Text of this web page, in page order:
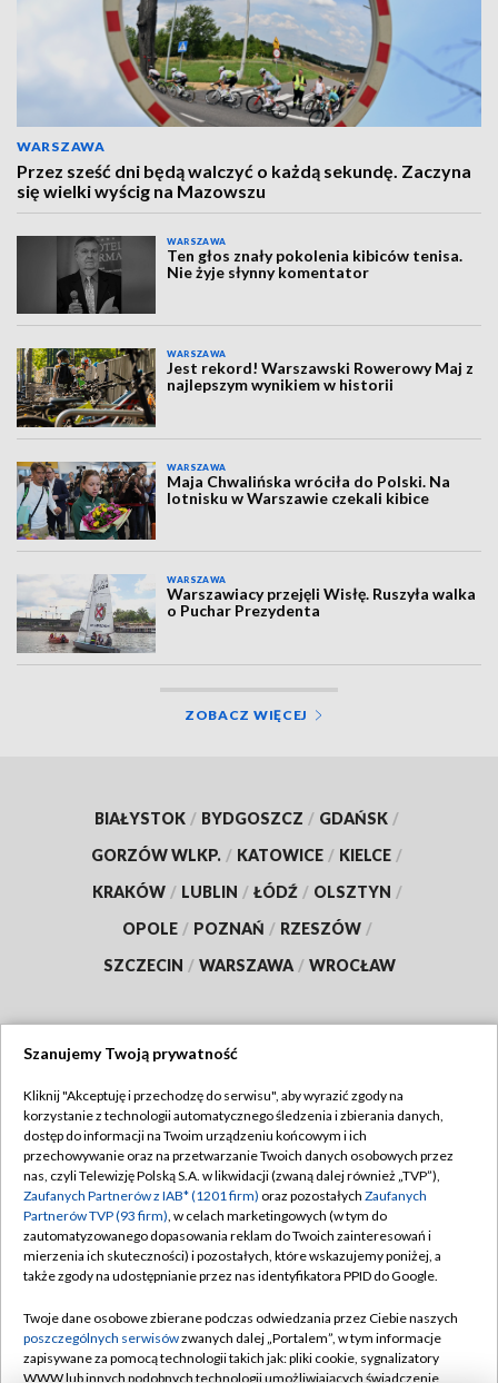
WARSZAWA
Przez sześć dni będą walczyć o każdą sekundę. Zaczyna
się wielki wyścig na Mazowszu
WARSZAWA
Ten głos znały pokolenia kibiców tenisa.
Nie żyje słynny komentator
WARSZAWA
Jest rekord! Warszawski Rowerowy Maj z
najlepszym wynikiem w historii
WARSZAWA
Maja Chwalińska wróciła do Polski. Na
lotnisku w Warszawie czekali kibice
WARSZAWA
Warszawiacy przejęli Wisłę. Ruszyła walka
o Puchar Prezydenta
ZOBACZ WIĘCEJ
BIAŁYSTOK / BYDGOSZCZ / GDAŃSK /
GORZÓW WLKP. / KATOWICE / KIELCE /
KRAKÓW / LUBLIN / ŁÓDŹ / OLSZTYN /
OPOLE / POZNAŃ / RZESZÓW /
SZCZECIN / WARSZAWA / WROCŁAW
TVP
Abonament TVP
Emisja w TVP
Centrum informacji TVP
Naziemna Telewizja Cyfrowa
Rada Programowa
System NOS
Regulamin TVP
Polityka prywatności
Moje zgody
Pomoc
Kontakt
Szanujemy Twoją prywatność
Kliknij "Akceptuję i przechodzę do serwisu", aby wyrazić zgody na
korzystanie z technologii automatycznego śledzenia i zbierania danych,
dostęp do informacji na Twoim urządzeniu końcowym i ich
przechowywanie oraz na przetwarzanie Twoich danych osobowych przez
nas, czyli Telewizję Polską S.A. w likwidacji (zwaną dalej również „TVP”),
Zaufanych Partnerów z IAB* (1201 firm) oraz pozostałych Zaufanych
Partnerów TVP (93 firm), w celach marketingowych (w tym do
zautomatyzowanego dopasowania reklam do Twoich zainteresowań i
mierzenia ich skuteczności) i pozostałych, które wskazujemy poniżej, a
także zgody na udostępnianie przez nas identyfikatora PPID do Google.
Twoje dane osobowe zbierane podczas odwiedzania przez Ciebie naszych
poszczególnych serwisówzwanych dalej „Portalem”, w tym informacje
zapisywane za pomocą technologii takich jak: pliki cookie, sygnalizatory
WWW lub innych podobnych technologii umożliwiających świadczenie